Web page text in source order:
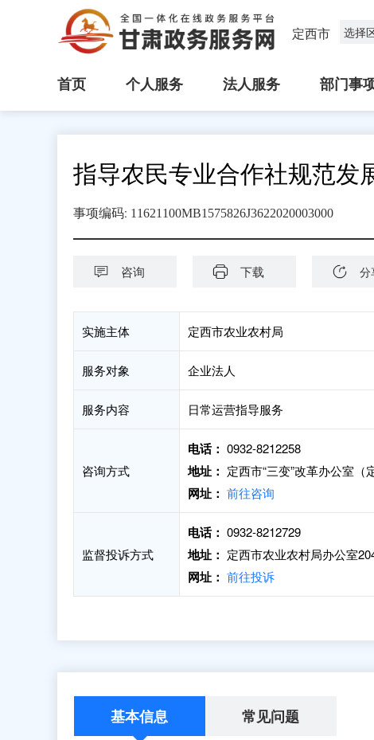
定西市 选择
首页 个人服务 法人服务 部门事
指导农民专业合作社规范发
事项编码: 11621100MB1575826J3622020003000
咨询 下载 分
实施主体 定西市农业农村局
服务对象 企业法人
服务内容 日常运营指导服务
咨询方式
电话： 0932-8212258
地址： 定西市“三变”改革办公室（
网址： 前往咨询
监督投诉方式
电话： 0932-8212729
地址： 定西市农业农村局办公室
网址： 前往投诉
基本信息 常见问题